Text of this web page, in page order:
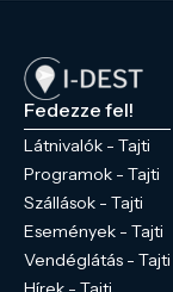
Fedezze fel!
Látnivalók - Tajti
Programok - Tajti
Szállások - Tajti
Események - Tajti
Vendéglátás - Tajti